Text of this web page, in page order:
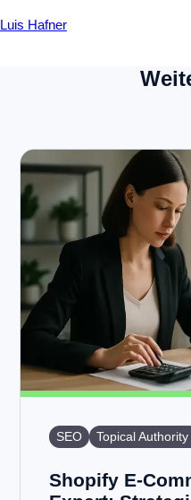
Luis Hafner
SEO Topical Authority
Shopify E-